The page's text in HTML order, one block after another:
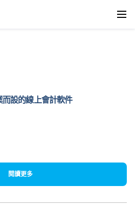
設的線上會計軟件
閱讀更多